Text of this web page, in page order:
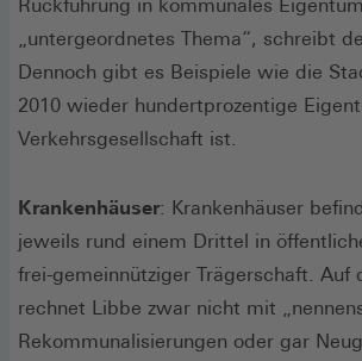
Rückführung in kommunales
„untergeordnetes Thema“, schreibt
Dennoch gibt es Beispiele wie die
2010 wieder hundertprozentige
Verkehrsgesellschaft ist.
Krankenhäuser: Krankenhäuser
jeweils rund einem Drittel in
frei-gemeinnütziger Trägerschaft. Auf
rechnet Libbe zwar nicht mit
Rekommunalisierungen oder gar